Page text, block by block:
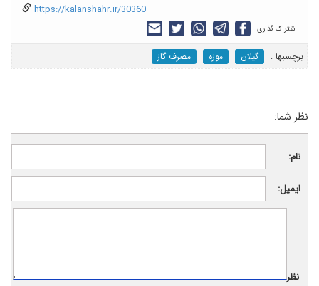
https://kalanshahr.ir/30360
اشتراک گذاری:
برچسب‎ها : گیلان موزه مصرف گاز
نظر شما:
نام:
ایمیل:
نظر: